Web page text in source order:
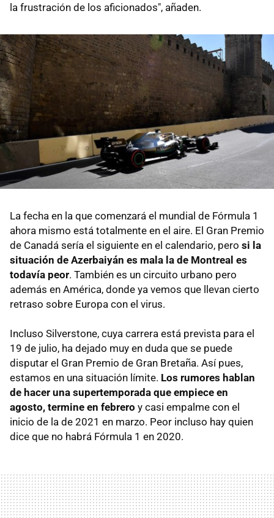
la frustración de los aficionados", añaden.
La fecha en la que comenzará el mundial de Fórmula 1
ahora mismo está totalmente en el aire. El Gran Premio
de Canadá sería el siguiente en el calendario, pero si la
situación de Azerbaiyán es mala la de Montreal es
todavía peor. También es un circuito urbano pero
además en América, donde ya vemos que llevan cierto
retraso sobre Europa con el virus.
Incluso Silverstone, cuya carrera está prevista para el
19 de julio, ha dejado muy en duda que se puede
disputar el Gran Premio de Gran Bretaña. Así pues,
estamos en una situación límite. Los rumores hablan
de hacer una supertemporada que empiece en
agosto, termine en febrero y casi empalme con el
inicio de la de 2021 en marzo. Peor incluso hay quien
dice que no habrá Fórmula 1 en 2020.